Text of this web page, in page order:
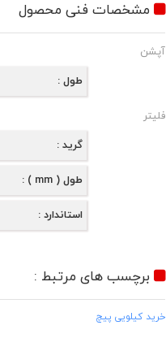
مشخصات فنی محصول
آپشن
طول
فلیتر
گرید
طول ( mm )
استاندارد
برچسب های مرتبط :
خرید کیلویی پیچ
آدرس اینترنتی فروشگاه